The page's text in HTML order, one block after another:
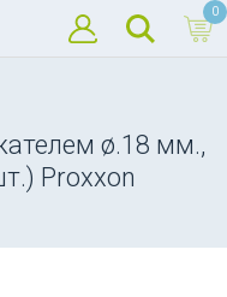
0
ø.18 мм.,
Proxxon